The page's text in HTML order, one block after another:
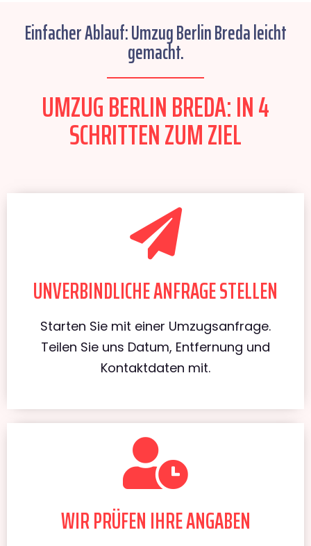
Einfacher Ablauf: Umzug Berlin Breda leicht
gemacht.
UMZUG BERLIN BREDA: IN 4
SCHRITTEN ZUM ZIEL
UNVERBINDLICHE ANFRAGE STELLEN
Starten Sie mit einer Umzugsanfrage.
Teilen Sie uns Datum, Entfernung und
Kontaktdaten mit.
WIR PRÜFEN IHRE ANGABEN